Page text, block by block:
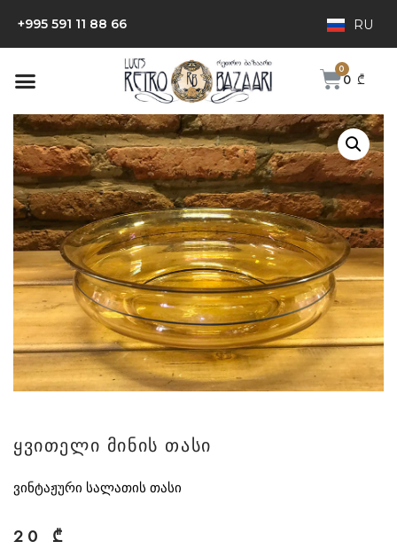
+995 591 11 88 66 RU
0 ₾
ყვითელი მინის თასი
ვინტაჟური სალათის თასი
20 ₾